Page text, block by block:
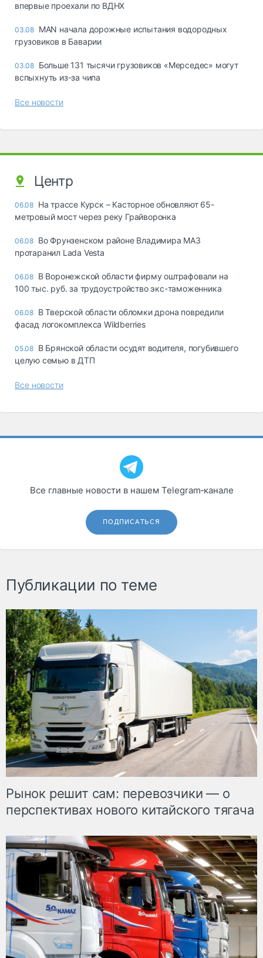
впервые проехали по ВДНХ
03.08 MAN начала дорожные испытания водородных
грузовиков в Баварии
03.08 Больше 131 тысячи грузовиков «Мерседес» могут
вспыхнуть из-за чипа
Все новости
Центр
06.08 На трассе Курск – Касторное обновляют 65-
метровый мост через реку Грайворонка
06.08 Во Фрунзенском районе Владимира МАЗ
протаранил Lada Vesta
06.08 В Воронежской области фирму оштрафовали на
100 тыс. руб. за трудоустройство экс-таможенника
06.08 В Тверской области обломки дрона повредили
фасад логокомплекса Wildberries
05.08 В Брянской области осудят водителя, погубившего
целую семью в ДТП
Все новости
Все главные новости в нашем Telegram‑канале
ПОДПИСАТЬСЯ
Публикации по теме
Рынок решит сам: перевозчики — о
перспективах нового китайского тягача